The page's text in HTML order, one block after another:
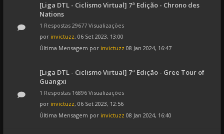
[Liga DTL - Ciclismo Virtual] 7ª Edição - Chrono des
Nations
1 Respostas 29677 Visualizações
por invictuzz, 06 Set 2023, 13:00
Última Mensagem por invictuzz 08 Jan 2024, 16:47
[Liga DTL - Ciclismo Virtual] 7ª Edição - Gree Tour of
Guangxi
1 Respostas 16896 Visualizações
por invictuzz, 06 Set 2023, 12:56
Última Mensagem por invictuzz 08 Jan 2024, 16:40